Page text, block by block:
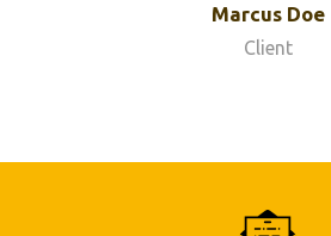
Marcus Doe
Client